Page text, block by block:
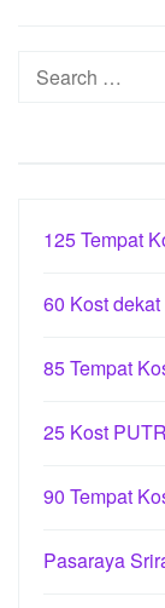
Search
125 Tempat
60 Kost
85 Tempat
25 Kost
90 Tempat
Pasaraya